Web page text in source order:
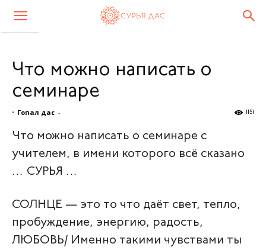
Что можно написать о
семинаре
• Гопал дас - 1151
Что можно написать о семинаре с
учителем, в имени которого всё сказано
… СУРЬЯ …
СОЛНЦЕ — это то что даёт свет, тепло,
пробуждение, энергию, радость,
ЛЮБОВЬ/ Именно такими чувствами ты